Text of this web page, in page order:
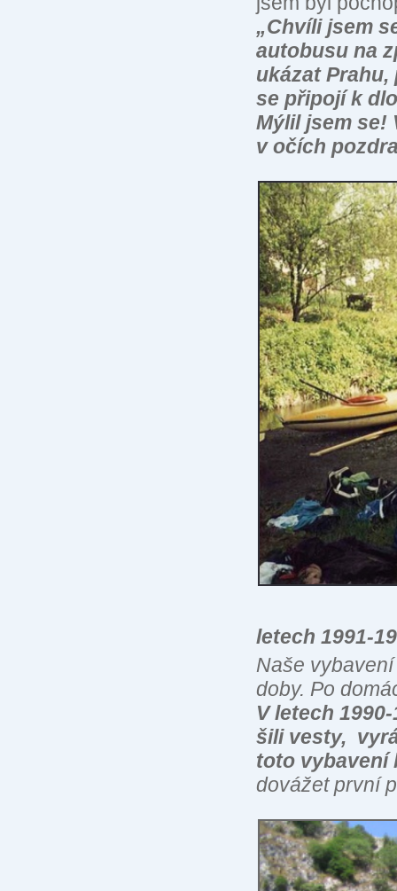
„Chvíli jsem
autobusu na
ukázat
se připojí k
Mýlil jsem se!
v očích
letech 1991-
Naše
doby. Po
V letech
šili vesty,
toto
dovážet první